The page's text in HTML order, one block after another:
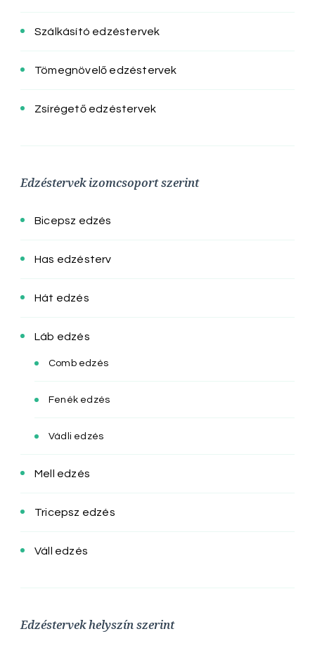
Szálkásító edzéstervek
Tömegnövelő edzéstervek
Zsírégető edzéstervek
Edzéstervek izomcsoport szerint
Bicepsz edzés
Has edzésterv
Hát edzés
Láb edzés
Comb edzés
Fenék edzés
Vádli edzés
Mell edzés
Tricepsz edzés
Váll edzés
Edzéstervek helyszín szerint